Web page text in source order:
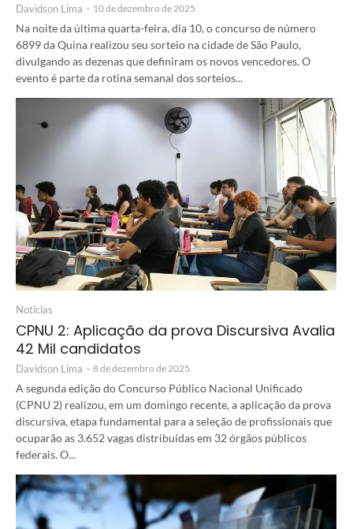
Davidson Lima - 10 de dezembro de 2025
Na noite da última quarta-feira, dia 10, o concurso de número
6899 da Quina realizou seu sorteio na cidade de São Paulo,
divulgando as dezenas que definiram os novos vencedores. O
evento é parte da rotina semanal dos sorteios...
Notícias
CPNU 2: Aplicação da prova Discursiva Avalia
42 Mil candidatos
Davidson Lima - 8 de dezembro de 2025
A segunda edição do Concurso Público Nacional Unificado
(CPNU 2) realizou, em um domingo recente, a aplicação da prova
discursiva, etapa fundamental para a seleção de profissionais que
ocuparão as 3.652 vagas distribuídas em 32 órgãos públicos
federais. O...